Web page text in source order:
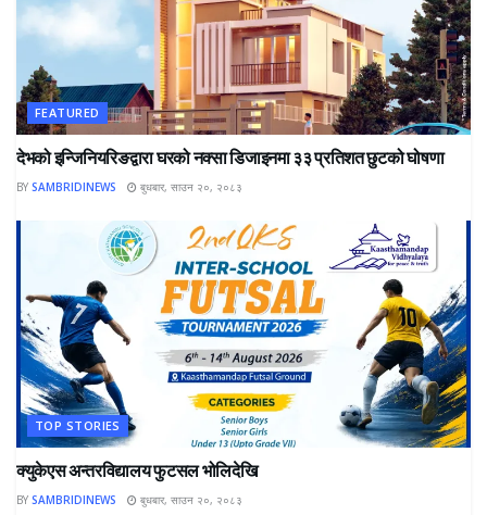
FEATURED
देभको इन्जिनियरिङद्वारा घरको नक्सा डिजाइनमा ३३ प्रतिशत छुटको घोषणा
BY SAMBRIDINEWS बुधबार, साउन २०, २०८३
TOP STORIES
क्युकेएस अन्तरविद्यालय फुटसल भोलिदेखि
BY SAMBRIDINEWS बुधबार, साउन २०, २०८३